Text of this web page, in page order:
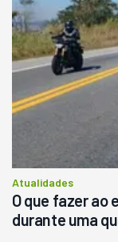
Atualidades
O que fazer ao
durante uma